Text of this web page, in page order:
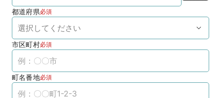
都道府県必須
市区町村必須
町名番地必須